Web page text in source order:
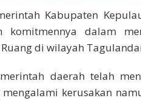
Kabupaten
komitmennya dalam
di wilayah
daerah telah
kerusakan